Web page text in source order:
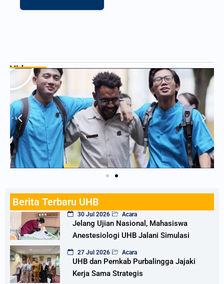
Video :
Berita Terbaru UHB
30 Jul 2026 Acara
Jelang Ujian Nasional, Mahasiswa
Anestesiologi UHB Jalani Simulasi
27 Jul 2026 Acara
UHB dan Pemkab Purbalingga Jajaki
Kerja Sama Strategis